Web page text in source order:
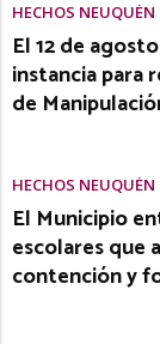
HECHOS NEUQUÉN
El 12 de
instancia para
de
HECHOS NEUQUÉN
El Municipio
escolares que
contención y